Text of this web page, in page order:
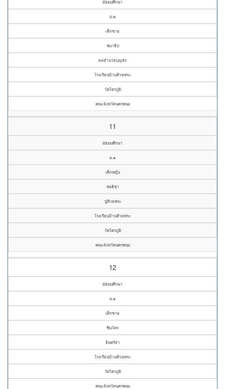
มัธยมศึกษา
ม.๒
เด็กชาย
ชนาธิป
ผลอำนวยบุญส่ง
โรงเรียนบ้านห้วยพระ
วัดไตรภูมิ
คณะจังหวัดนครพนม
11
มัธยมศึกษา
ม.๑
เด็กหญิง
ชลธิชา
ปู่ห้วยพระ
โรงเรียนบ้านห้วยพระ
วัดไตรภูมิ
คณะจังหวัดนครพนม
12
มัธยมศึกษา
ม.๑
เด็กชาย
ชินวัตร
อินทร์สา
โรงเรียนบ้านห้วยพระ
วัดไตรภูมิ
คณะจังหวัดนครพนม